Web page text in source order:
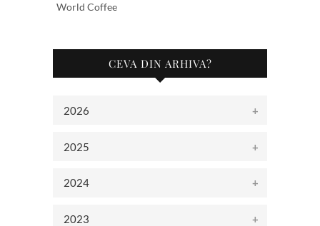
World Coffee
CEVA DIN ARHIVA?
2026
2025
2024
2023